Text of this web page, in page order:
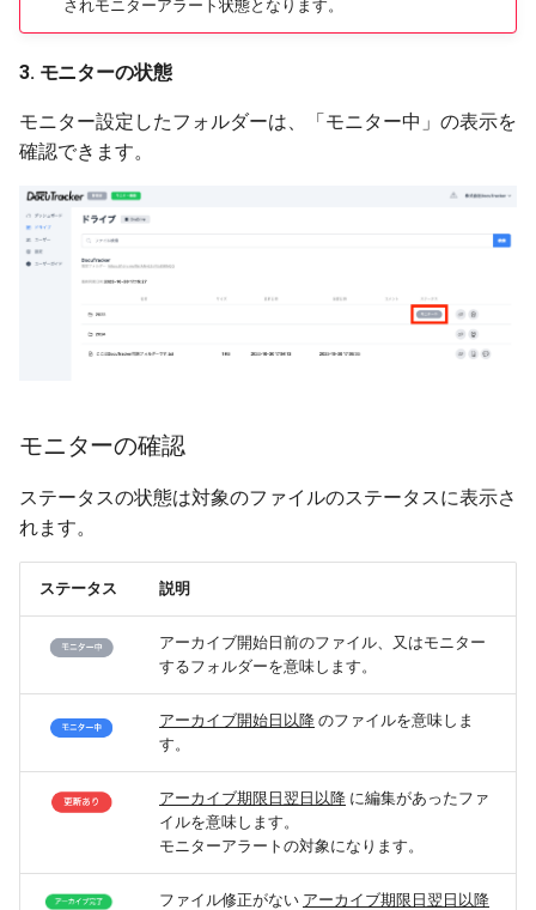
されモニターアラート状態となります。
3. モニターの状態
モニター設定したフォルダーは、「モニター中」の表示を
確認できます。
モニターの確認
ステータスの状態は対象のファイルのステータスに表示さ
れます。
ステータス 説明
アーカイブ開始日前のファイル、又はモニター
するフォルダーを意味します。
アーカイブ開始日以降 のファイルを意味しま
す。
アーカイブ期限日翌日以降 に編集があったファ
イルを意味します。
モニターアラートの対象になります。
ファイル修正がない アーカイブ期限日翌日以降